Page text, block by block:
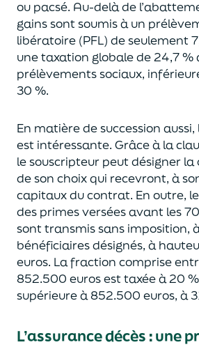
ou pacsé. Au-delàde
gains sont soumis à un
libératoire (PFL) de seulement
une taxation globale de24,7 %
prélèvements sociaux,
30 %.
En matière de succession aussi,
est intéressante. Grâce à la
le souscripteur peut désigner la
de son choix qui recevront, à
capitaux du contrat. En outre,
des primes versées avant les
sont transmis sans imposition,
bénéficiaires désignés, à
euros. La fraction comprise
852.500 eurosest taxée à 20
supérieure à 852.500 euros, à
L’assurance décès :une